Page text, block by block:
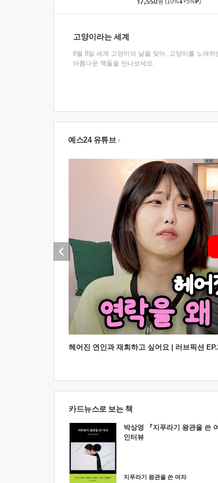
17,550원 (10% +5% )
고양이라는 세계
8월 8일 세계 고양이의 날을 맞아, 고양이를 노래하
아름다운 책들을 만나보세요.
예스24 유튜브
헤어진 연인과 재회하고 싶어요 | 러브픽션
카드뉴스로 보는 책
박상영 『지푸라기 왕관을 쓴
인터뷰
지푸라기 왕관을 쓴 여자